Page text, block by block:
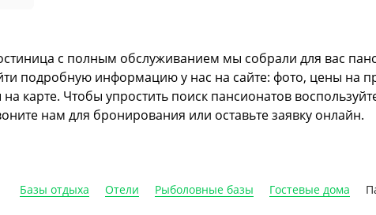
с полным обслуживанием мы собрали для вас
подробную информацию у нас на сайте: фото, цены на
на карте. Чтобы упростить поиск пансионатов
нам для бронирования или оставьте заявку онлайн.
Базы отдыха Отели Рыболовные базы Гостевые дома